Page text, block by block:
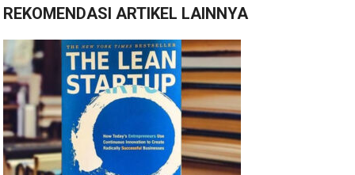
REKOMENDASI ARTIKEL LAINNYA